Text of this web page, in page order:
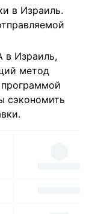
в Израиль.
в Израиль,
метод
программой
сэкономить